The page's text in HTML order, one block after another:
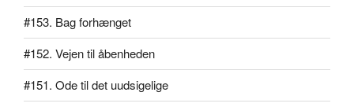
#153. Bag forhænget
#152. Vejen til åbenheden
#151. Ode til det uudsigelige